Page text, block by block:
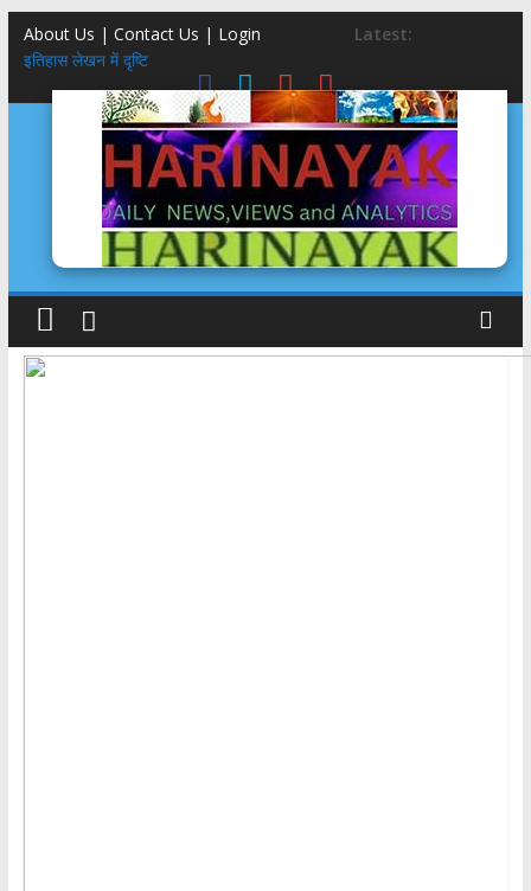
About Us | Contact Us | Login Latest:
121 सदस्यीय उत्तराखंड भाजपा कार्यकारिणी में 21 महिलायें, एक सिख,एक सन्यासी
इतिहास लेखन में दृष्टि
संसद में ऐसा कौन सा बिल आ रहा कि इंडी कैंप हुआ चौकन्ना?
चोर की दाढ़ी में तिनका: क्रिश्चियनों की खातिर कांग्रेस विरोध करेगी FCRA बिल का
काले घने बालों को 11 वर्षीय साधना !, अब गिनीज वर्ल्ड रिकॉर्ड में हल्द्वानी की रेणु का